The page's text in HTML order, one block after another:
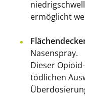
ermöglicht
Nasenspray.
Dieser
tödlichen